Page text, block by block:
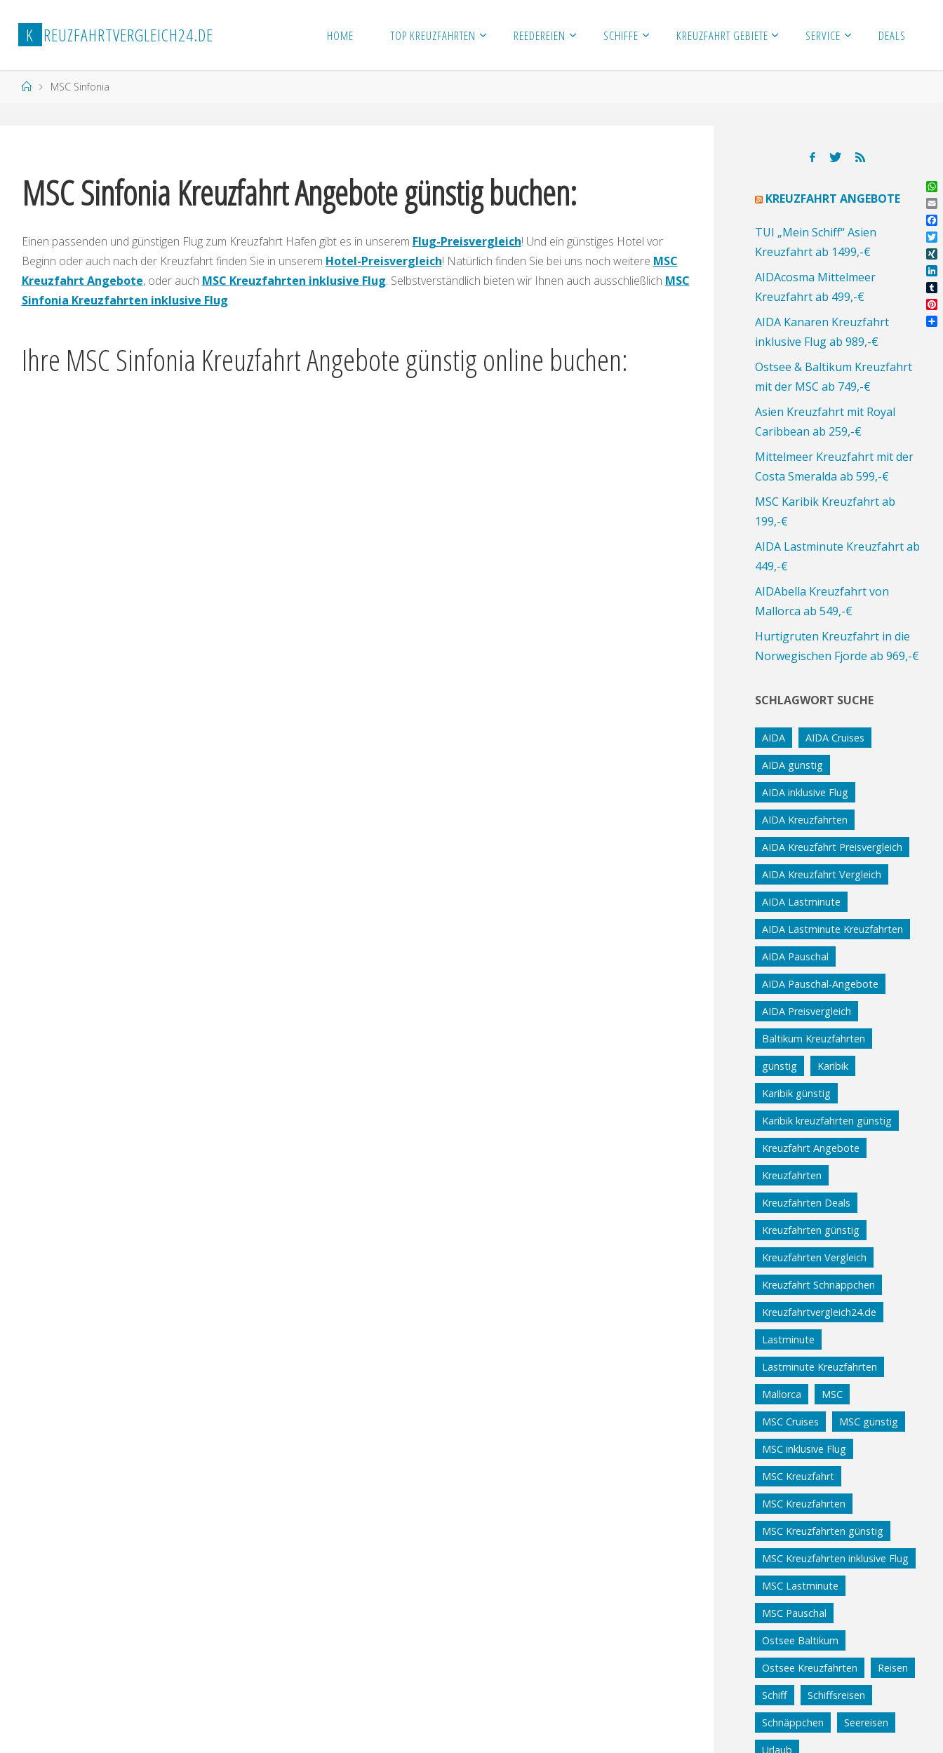
Inhalt
springen
K REUZFAHRTVERGLEICH24.DE HOME TOP KREUZFAHRTEN REEDEREIEN SCHIFFE KREUZFAHRT GEBIETE SERVICE DEALS
StartMSC Sinfonia
MSC Sinfonia Kreuzfahrt Angebote günstig buchen:
Einen passenden und günstigen Flug zum Kreuzfahrt Hafen gibt es in unserem Flug-Preisvergleich! Und ein günstiges Hotel vor
Beginn oder auch nach der Kreuzfahrt finden Sie in unserem Hotel-Preisvergleich! Natürlich finden Sie bei uns noch weitere MSC
Kreuzfahrt Angebote, oder auch MSC Kreuzfahrten inklusive Flug. Selbstverständlich bieten wir Ihnen auch ausschließlich MSC
Sinfonia Kreuzfahrten inklusive Flug.
Ihre MSC Sinfonia Kreuzfahrt Angebote günstig online buchen:
KREUZFAHRT ANGEBOTE
TUI „Mein Schiff“ Asien
Kreuzfahrt ab 1499,-€
AIDAcosma Mittelmeer
Kreuzfahrt ab 499,-€
AIDA Kanaren Kreuzfahrt
inklusive Flug ab 989,-€
Ostsee & Baltikum Kreuzfahrt
mit der MSC ab 749,-€
Asien Kreuzfahrt mit Royal
Caribbean ab 259,-€
Mittelmeer Kreuzfahrt mit der
Costa Smeralda ab 599,-€
MSC Karibik Kreuzfahrt ab
199,-€
AIDA Lastminute Kreuzfahrt ab
449,-€
AIDAbella Kreuzfahrt von
Mallorca ab 549,-€
Hurtigruten Kreuzfahrt in die
Norwegischen Fjorde ab 969,-€
SCHLAGWORT SUCHE
AIDA AIDA Cruises
AIDA günstig
AIDA inklusive Flug
AIDA Kreuzfahrten
AIDA Kreuzfahrt Preisvergleich
AIDA Kreuzfahrt Vergleich
AIDA Lastminute
AIDA Lastminute Kreuzfahrten
AIDA Pauschal
AIDA Pauschal-Angebote
AIDA Preisvergleich
Baltikum Kreuzfahrten
günstig Karibik
Karibik günstig
Karibik kreuzfahrten günstig
Kreuzfahrt Angebote
Kreuzfahrten
Kreuzfahrten Deals
Kreuzfahrten günstig
Kreuzfahrten Vergleich
Kreuzfahrt Schnäppchen
Kreuzfahrtvergleich24.de
Lastminute
Lastminute Kreuzfahrten
Mallorca MSC
MSC Cruises MSC günstig
MSC inklusive Flug
MSC Kreuzfahrt
MSC Kreuzfahrten
MSC Kreuzfahrten günstig
MSC Kreuzfahrten inklusive Flug
MSC Lastminute
MSC Pauschal
Ostsee Baltikum
Ostsee Kreuzfahrten Reisen
Schiff Schiffsreisen
Schnäppchen Seereisen
Urlaub